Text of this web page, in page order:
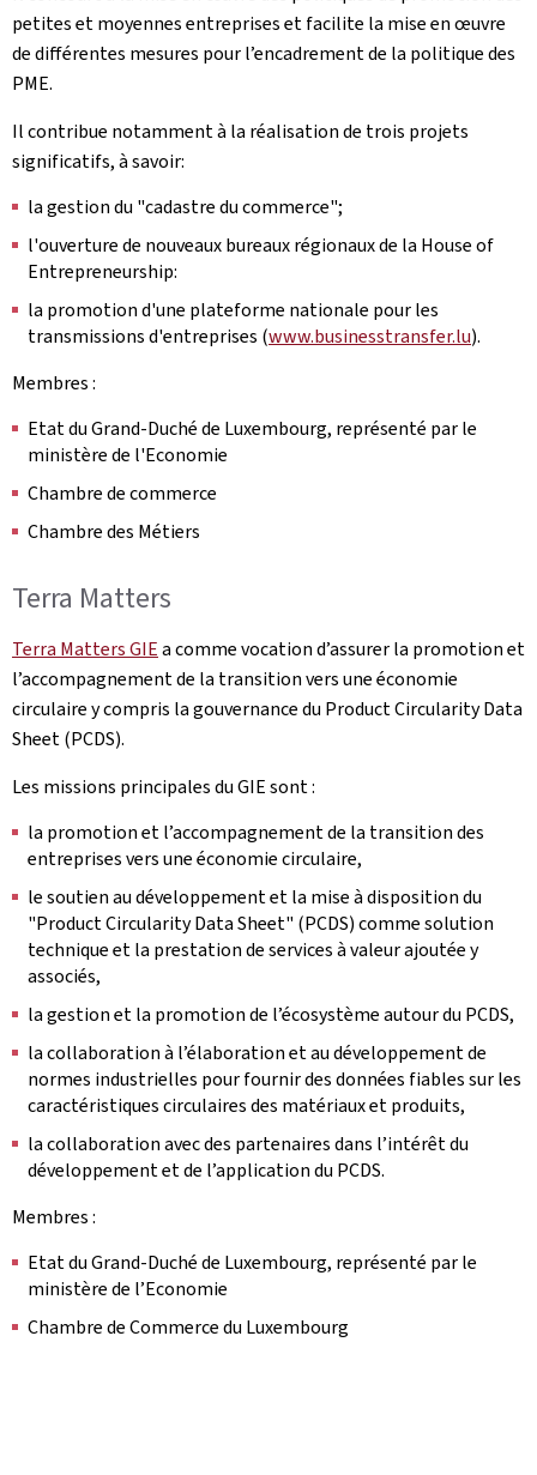
petites et moyennes entreprises et facilite la mise en œuvre
de différentes mesures pour l’encadrement de la politique des
PME.
Il contribue notamment à la réalisation de trois projets
significatifs, à savoir:
la gestion du "cadastre du commerce";
l'ouverture de nouveaux bureaux régionaux de la House of
Entrepreneurship:
la promotion d'une plateforme nationale pour les
transmissions d'entreprises (www.businesstransfer.lu).
Membres :
Etat du Grand-Duché de Luxembourg, représenté par le
ministère de l'Economie
Chambre de commerce
Chambre des Métiers
Terra Matters
Terra Matters GIEa comme vocation d’assurer la promotion et
l’accompagnement de la transition vers une économie
circulaire y compris la gouvernance du Product Circularity Data
Sheet (PCDS).
Les missions principales du GIE sont :
la promotion et l’accompagnement de la transition des
entreprises vers une économie circulaire,
le soutien au développement et la mise à disposition du
"Product Circularity Data Sheet" (PCDS) comme solution
technique et la prestation de services à valeur ajoutée y
associés,
la gestion et la promotion de l’écosystème autour du PCDS,
la collaboration à l’élaboration et au développement de
normes industrielles pour fournir des données fiables sur les
caractéristiques circulaires des matériaux et produits,
la collaboration avec des partenaires dans l’intérêt du
développement et de l’application du PCDS.
Membres :
Etat du Grand-Duché de Luxembourg, représenté par le
ministère de l’Economie
Chambre de Commerce du Luxembourg